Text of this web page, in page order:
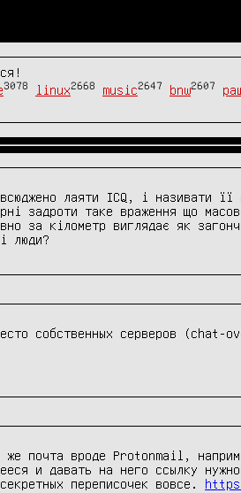
3078 linux2668 music2647 bnw2607
лаяти ICQ, і називати
задроти таке враження що
кілометр виглядає як
люди?
собственных серверов (chat-
почта вроде Protonmail,
и давать на него ссылку
переписочек вовсе.